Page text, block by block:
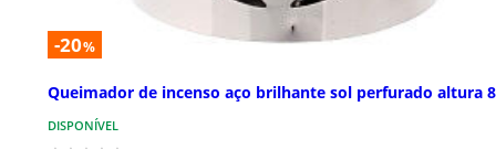
-20%
Queimador de incenso aço brilhante sol perfurado altura
DISPONÍVEL